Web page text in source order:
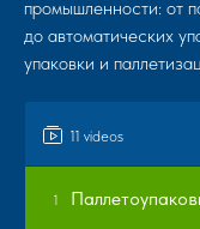
11 videos
1
промышленности: от
до автоматических
упаковки и